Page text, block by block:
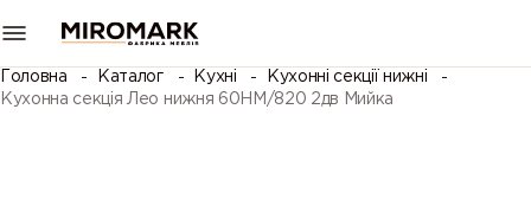
Головна Каталог Кухні
Кухонні секції нижні
Кухонна секція Лео нижня 60НМ/820 2дв Мийка